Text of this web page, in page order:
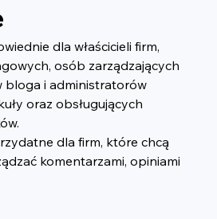
dla właścicieli firm,
osób zarządzających
bloga i administratorów
oraz obsługujących
dla firm, które chcą
komentarzami, opiniami